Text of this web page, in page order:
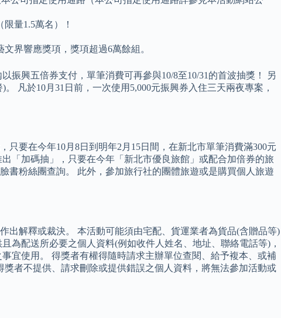
量1.5萬名）！
界響應獎項，獎項超過6萬餘組。
振興五倍券支付，單筆消費可再參與10/8至10/31的首波抽獎！ 另
凡於10月31日前，一次使用5,000元振興券入住三天兩夜專案，
要在今年10月8日到明年2月15日間，在新北市單筆消費滿300元
「加碼抽」，只要在今年「新北市優良旅館」或配合加倍券的旅
書粉絲團查詢。 此外，參加旅行社的團體旅遊或是購買個人旅遊
出解釋或裁決。 本活動可能須由宅配、貨運業者為貨品(含贈品等)
為配送所必要之個人資料(例如收件人姓名、地址、聯絡電話等)，
宜使用。 得獎者有權得隨時請求主辦單位查閱、給予複本、或補
者不提供、請求刪除或提供錯誤之個人資料，將無法參加活動或